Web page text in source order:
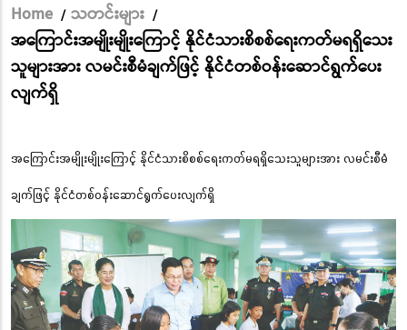
Breadcrumb
Home / သတင်းများ /
အကြောင်းအမျိုးမျိုးကြောင့် နိုင်ငံသားစိစစ်ရေးကတ်မရရှိသေး
သူများအား လမင်းစီမံချက်ဖြင့် နိုင်ငံတစ်ဝန်းဆောင်ရွက်ပေး
လျက်ရှိ
အကြောင်းအမျိုးမျိုးကြောင့် နိုင်ငံသားစိစစ်ရေးကတ်မရရှိသေးသူများအား လမင်းစီမံ
ချက်ဖြင့် နိုင်ငံတစ်ဝန်းဆောင်ရွက်ပေးလျက်ရှိ